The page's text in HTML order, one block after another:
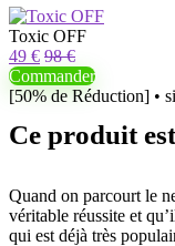
Toxic OFF
49 € 98 €
Commander
[50% de Réduction] •
Ce produit
Quand on parcourt le
véritable réussite et
qui est déjà très